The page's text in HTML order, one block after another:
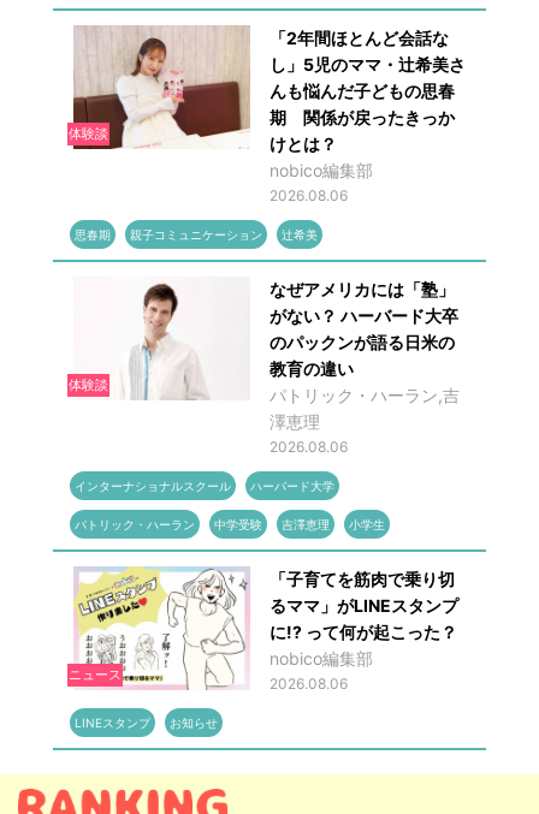
体験談
「2年間ほとんど会話な
し」5児のママ・辻希美さ
んも悩んだ子どもの思春
期 関係が戻ったきっか
けとは？
nobico編集部
2026.08.06
思春期 親子コミュニケーション 辻希美
体験談
なぜアメリカには「塾」
がない？ ハーバード大卒
のパックンが語る日米の
教育の違い
パトリック・ハーラン,吉
澤恵理
2026.08.06
インターナショナルスクール ハーバード大学
パトリック・ハーラン 中学受験 吉澤恵理 小学生
ニュース
「子育てを筋肉で乗り切
るママ」がLINEスタンプ
に!? って何が起こった？
nobico編集部
2026.08.06
LINEスタンプ お知らせ